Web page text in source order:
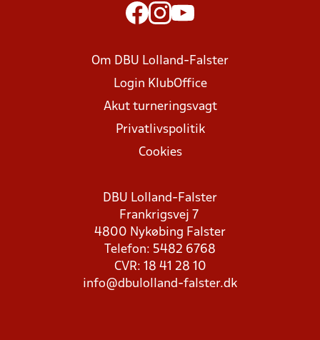
Om DBU Lolland-Falster
Login KlubOffice
Akut turneringsvagt
Privatlivspolitik
Cookies
DBU Lolland-Falster
Frankrigsvej 7
4800 Nykøbing Falster
Telefon: 5482 6768
CVR: 18 41 28 10
info@dbulolland-falster.dk